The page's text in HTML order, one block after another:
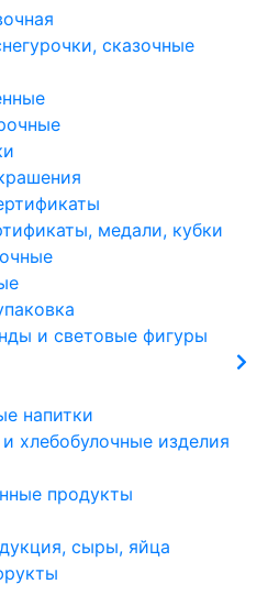
сказочные
медали, кубки
и световые фигуры
напитки
хлебобулочные изделия
продукты
сыры, яйца